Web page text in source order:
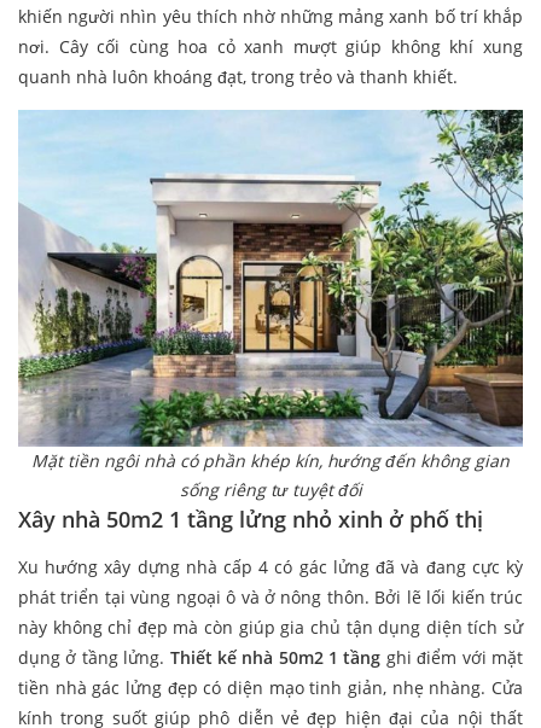
khiến người nhìn yêu thích nhờ những mảng xanh bố trí khắp
nơi. Cây cối cùng hoa cỏ xanh mượt giúp không khí xung
quanh nhà luôn khoáng đạt, trong trẻo và thanh khiết.
Mặt tiền ngôi nhà có phần khép kín, hướng đến không gian
sống riêng tư tuyệt đối
Xây nhà 50m2 1 tầng lửng nhỏ xinh ở phố thị
Xu hướng xây dựng nhà cấp 4 có gác lửng đã và đang cực kỳ
phát triển tại vùng ngoại ô và ở nông thôn. Bởi lẽ lối kiến trúc
này không chỉ đẹp mà còn giúp gia chủ tận dụng diện tích sử
dụng ở tầng lửng. Thiết kế nhà 50m2 1 tầng ghi điểm với mặt
tiền nhà gác lửng đẹp có diện mạo tinh giản, nhẹ nhàng. Cửa
kính trong suốt giúp phô diễn vẻ đẹp hiện đại của nội thất